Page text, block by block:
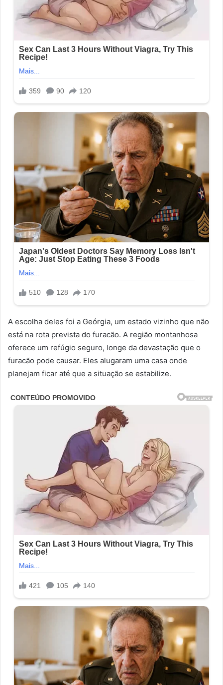
A escolha deles foi a Geórgia, um estado vizinho que não
está na rota prevista do furacão. A região montanhosa
oferece um refúgio seguro, longe da devastação que o
furacão pode causar. Eles alugaram uma casa onde
planejam ficar até que a situação se estabilize.